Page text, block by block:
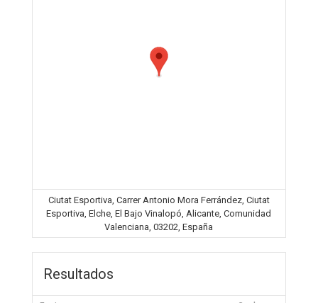
Ciutat Esportiva, Carrer Antonio Mora Ferrández, Ciutat
Esportiva, Elche, El Bajo Vinalopó, Alicante, Comunidad
Valenciana, 03202, España
Resultados